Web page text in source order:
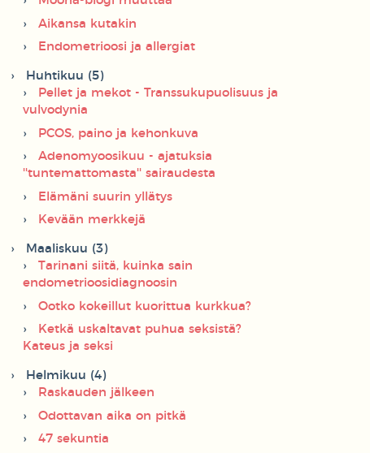
Aikansa kutakin
Endometrioosi ja allergiat
Huhtikuu (5)
Pellet ja mekot - Transsukupuolisuus ja
vulvodynia
PCOS, paino ja kehonkuva
Adenomyoosikuu - ajatuksia
''tuntemattomasta'' sairaudesta
Elämäni suurin yllätys
Kevään merkkejä
Maaliskuu (3)
Tarinani siitä, kuinka sain
endometrioosidiagnoosin
Ootko kokeillut kuorittua kurkkua?
Ketkä uskaltavat puhua seksistä?
Kateus ja seksi
Helmikuu (4)
Raskauden jälkeen
Odottavan aika on pitkä
47 sekuntia